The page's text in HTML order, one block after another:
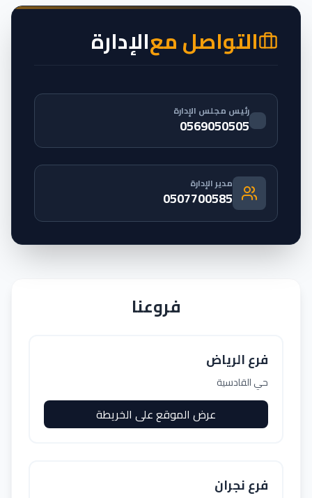
التواصل معالإدارة
رئيس مجلس الإدارة
0569050505
مدير الإدارة
0507700585
فروعنا
فرع الرياض
حي القادسية
عرض الموقع على الخريطة
فرع نجران